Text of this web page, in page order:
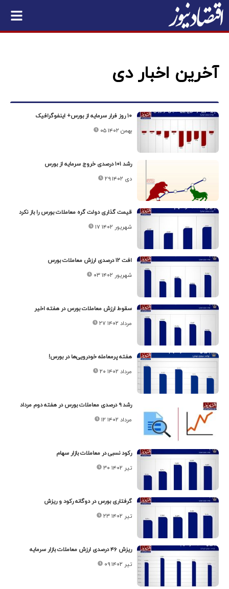
آخرین اخبار دی
۱۰ روز فرار سرمایه از بورس+ اینفوگرافیک
۰۵ بهمن ۱۴۰۲
رشد ۱۰۱ درصدی خروج سرمایه از بورس
۲۹ دی ۱۴۰۲
قیمت گذاری دولت گره معاملات بورس را باز نکرد
۱۷ شهریور ۱۴۰۲
افت ۱۲ درصدی ارزش معاملات بورس
۰۳ شهریور ۱۴۰۲
سقوط ارزش معاملات بورس در هفته اخیر
۲۷ مرداد ۱۴۰۲
هفته پرمعامله خودرویی‌ها در بورس!
۲۰ مرداد ۱۴۰۲
رشد ۹ درصدی معاملات بورس در هفته دوم مرداد
۱۲ مرداد ۱۴۰۲
رکود نسبی در معاملات بازار سهام
۳۰ تیر ۱۴۰۲
گرفتاری بورس در دوگانه رکود و ریزش
۲۳ تیر ۱۴۰۲
ریزش ۴۶ درصدی ارزش معاملات بازار سرمایه
۰۹ تیر ۱۴۰۲